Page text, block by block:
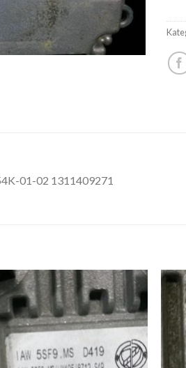
01-02 1311409271
Listeme
Ekle